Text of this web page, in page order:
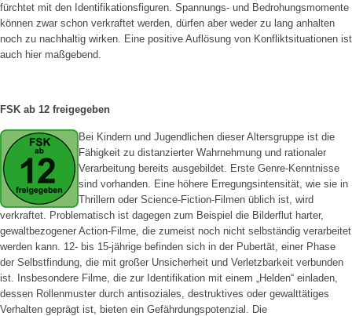
fürchtet mit den Identifikationsfiguren. Spannungs- und Bedrohungsmomente
können zwar schon verkraftet werden, dürfen aber weder zu lang anhalten
noch zu nachhaltig wirken. Eine positive Auflösung von Konfliktsituationen ist
auch hier maßgebend.
FSK ab 12 freigegeben
Bei Kindern und Jugendlichen dieser Altersgruppe ist die
Fähigkeit zu distanzierter Wahrnehmung und rationaler
Verarbeitung bereits ausgebildet. Erste Genre-Kenntnisse
sind vorhanden. Eine höhere Erregungsintensität, wie sie in
Thrillern oder Science-Fiction-Filmen üblich ist, wird
verkraftet. Problematisch ist dagegen zum Beispiel die Bilderflut harter,
gewaltbezogener Action-Filme, die zumeist noch nicht selbständig verarbeitet
werden kann. 12- bis 15-jährige befinden sich in der Pubertät, einer Phase
der Selbstfindung, die mit großer Unsicherheit und Verletzbarkeit verbunden
ist. Insbesondere Filme, die zur Identifikation mit einem „Helden“ einladen,
dessen Rollenmuster durch antisoziales, destruktives oder gewalttätiges
Verhalten geprägt ist, bieten ein Gefährdungspotenzial. Die